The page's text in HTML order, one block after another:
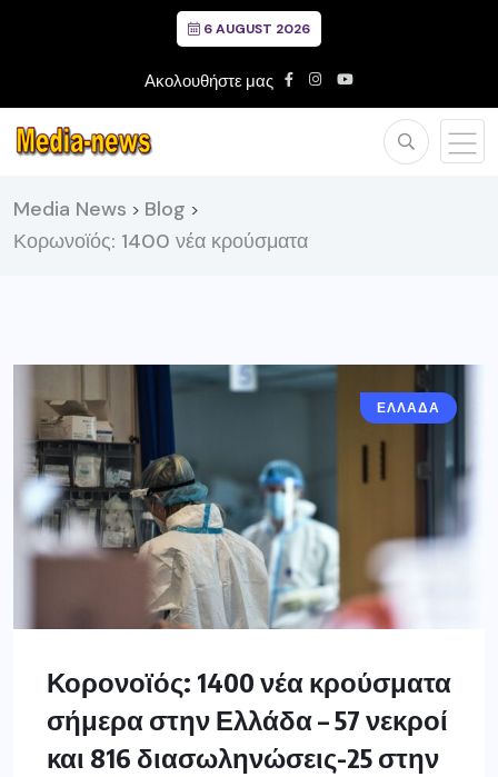
6 AUGUST 2026
Ακολουθήστε μας
Media News > Blog >
Κορωνοϊός: 1400 νέα κρούσματα
ΕΛΛΑΔΑ
Κορονοϊός: 1400 νέα κρούσματα
σήμερα στην Ελλάδα – 57 νεκροί
και 816 διασωληνώσεις-25 στην